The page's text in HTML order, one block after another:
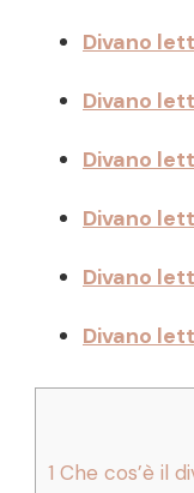
Divano
Divano
Divano
Divano
Divano
Divano
1 Che cos’è il